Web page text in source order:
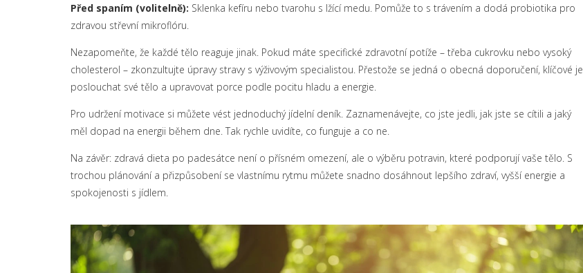
Před spaním (volitelně): Sklenka kefíru nebo tvarohu s lžící medu. Pomůže to s trávením a dodá probiotika pro
zdravou střevní mikroflóru.
Nezapomeňte, že každé tělo reaguje jinak. Pokud máte specifické zdravotní potíže – třeba cukrovku nebo vysoký
cholesterol – zkonzultujte úpravy stravy s výživovým specialistou. Přestože se jedná o obecná doporučení, klíčové je
poslouchat své tělo a upravovat porce podle pocitu hladu a energie.
Pro udržení motivace si můžete vést jednoduchý jídelní deník. Zaznamenávejte, co jste jedli, jak jste se cítili a jaký
měl dopad na energii během dne. Tak rychle uvidíte, co funguje a co ne.
Na závěr: zdravá dieta po padesátce není o přísném omezení, ale o výběru potravin, které podporují vaše tělo. S
trochou plánování a přizpůsobení se vlastnímu rytmu můžete snadno dosáhnout lepšího zdraví, vyšší energie a
spokojenosti s jídlem.